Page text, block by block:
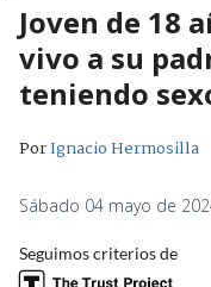
Joven de 18
vivo a su
teniendo
PorIgnacio Hermosilla
Sábado 04 mayo de
Seguimos criterios de